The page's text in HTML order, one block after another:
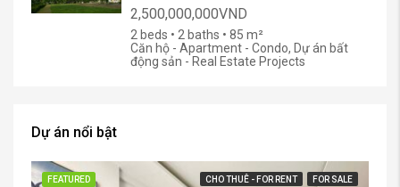
2,500,000,000VND
2 beds • 2 baths • 85 m²
Căn hộ - Apartment - Condo, Dự án bất
động sản - Real Estate Projects
Dự án nổi bật
FEATURED CHO THUÊ - FOR RENT FOR SALE